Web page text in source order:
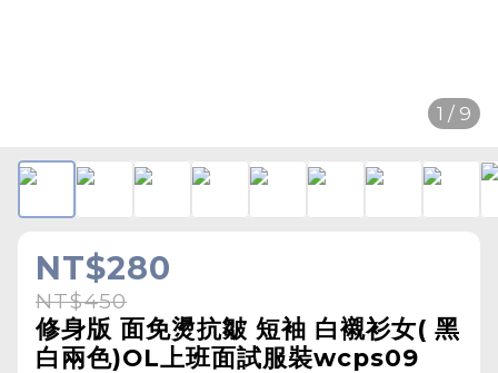
1 / 9
NT$280
NT$450
修身版 面免燙抗皺 短袖 白襯衫女( 黑
白兩色)OL上班面試服裝wcps09